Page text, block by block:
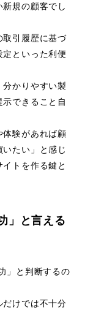
規の顧客でし
取引履歴に基づ
といった利便
かりやすい製
できること自
験があれば顧
たい」と感じ
トを作る鍵と
」と言える
」と判断するの
けでは不十分